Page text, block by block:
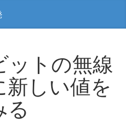
ットの無線
しい値を
る